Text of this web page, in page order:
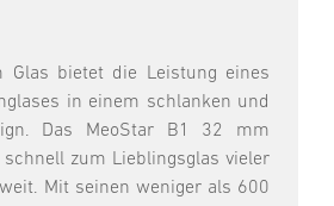
Glas bietet die Leistung eines
in einem schlanken und
Das MeoStar B1 32 mm
zum Lieblingsglas vieler
Mit seinen weniger als 600